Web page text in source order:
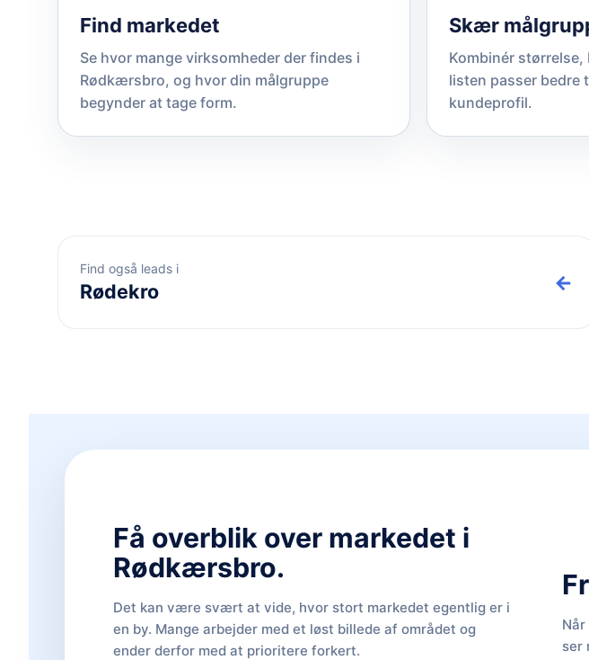
Find markedet
Se hvor mange virksomheder der findes i
Rødkærsbro, og hvor din målgruppe
begynder at tage form.
Skær
Kombinér
listen passer bedre
kundeprofil.
Find også leads i
Rødekro ←
Få overblik over markedet i
Rødkærsbro.
Det kan være svært at vide, hvor stort markedet egentlig er i
en by. Mange arbejder med et løst billede af området og
ender derfor med at prioritere forkert.
ser